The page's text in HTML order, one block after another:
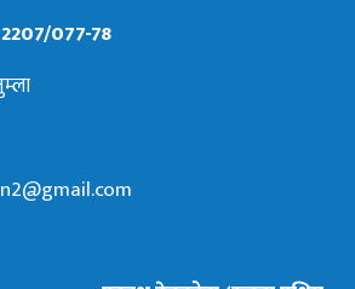
077-78